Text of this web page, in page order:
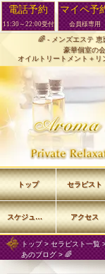
🌈 - メンズエステ 恵
豪華個室の
オイルトリートメント＋リ
トップ> セラピスト一覧
あのブログ> 🌈
トップ セラピスト
スケジュール アクセス
電話予約
11:30～22:00受付
マイペ予
会員様専用